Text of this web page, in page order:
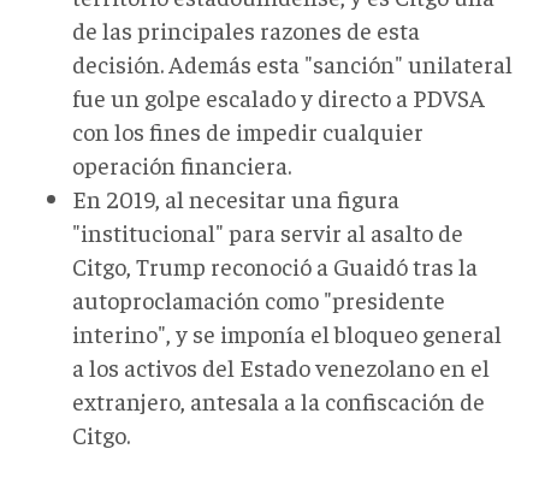
de las principales razones de esta
decisión. Además esta "sanción" unilateral
fue un golpe escalado y directo a PDVSA
con los fines de impedir cualquier
operación financiera.
En 2019, al necesitar una figura
"institucional" para servir al asalto de
Citgo, Trump reconoció a Guaidó tras la
autoproclamación como "presidente
interino", y se imponía el bloqueo general
a los activos del Estado venezolano en el
extranjero, antesala a la confiscación de
Citgo.